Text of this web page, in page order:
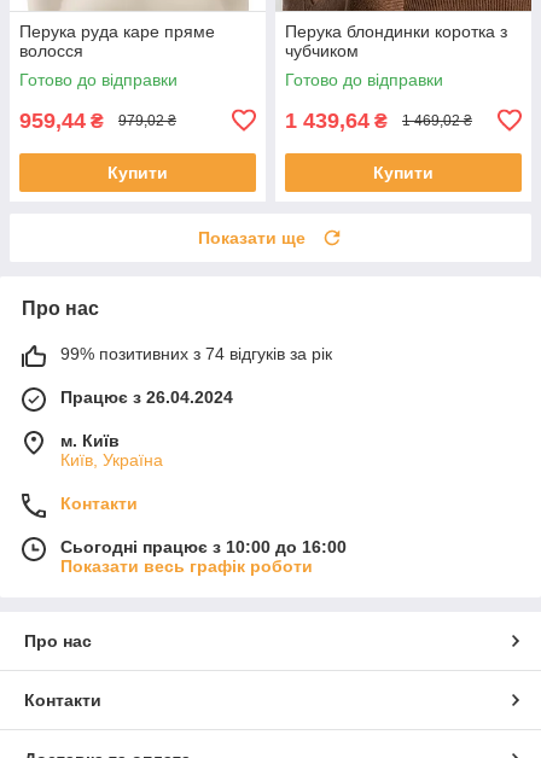
Перука руда каре пряме
волосся
Готово до відправки
959,44 ₴ 979,02 ₴
Купити
Перука блондинки коротка з
чубчиком
Готово до відправки
1 439,64 ₴ 1 469,02 ₴
Купити
Показати ще
Про нас
99% позитивних з 74 відгуків за рік
Працює з 26.04.2024
м. Київ
Київ, Україна
Контакти
Сьогодні працює з 10:00 до 16:00
Показати весь графік роботи
Про нас
Контакти